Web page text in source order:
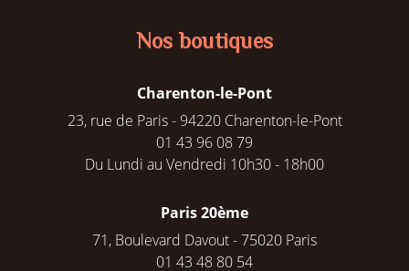
Nos boutiques
Charenton-le-Pont
23, rue de Paris - 94220 Charenton-le-Pont
01 43 96 08 79
Du Lundi au Vendredi 10h30 - 18h00
Paris 20ème
71, Boulevard Davout - 75020 Paris
01 43 48 80 54